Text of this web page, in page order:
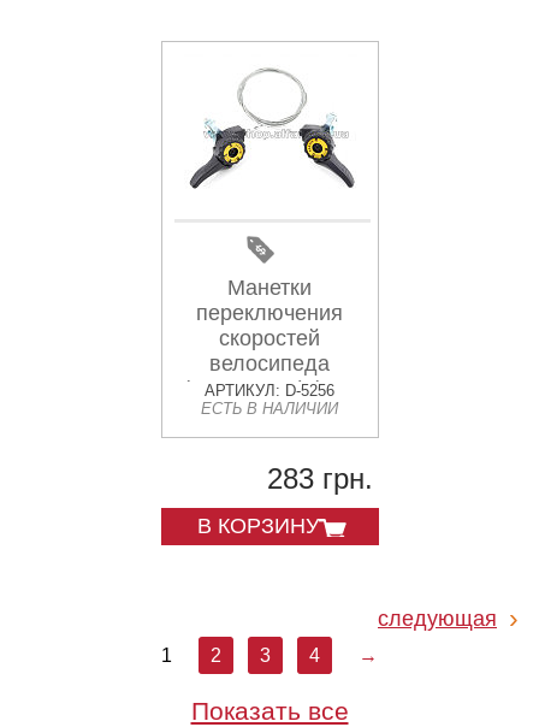
Манетки
переключения
скоростей
велосипеда
(поисковые) (YD-
K05) KL
АРТИКУЛ: D-5256
ЕСТЬ В НАЛИЧИИ
283 грн.
В КОРЗИНУ
следующая
1 2 3 4 →
Показать все